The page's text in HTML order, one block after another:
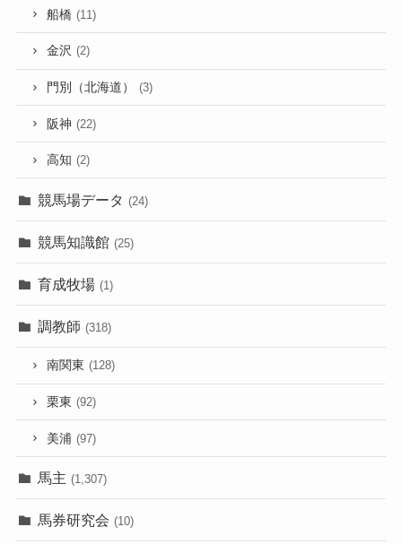
船橋 (11)
金沢 (2)
門別（北海道） (3)
阪神 (22)
高知 (2)
競馬場データ (24)
競馬知識館 (25)
育成牧場 (1)
調教師 (318)
南関東 (128)
栗東 (92)
美浦 (97)
馬主 (1,307)
馬券研究会 (10)